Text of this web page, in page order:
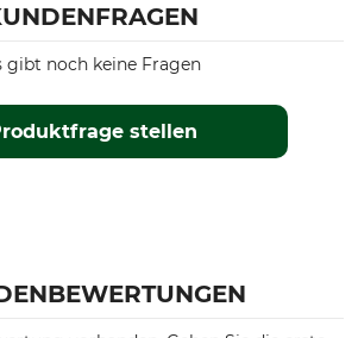
stellen
gibt noch keine Fragen